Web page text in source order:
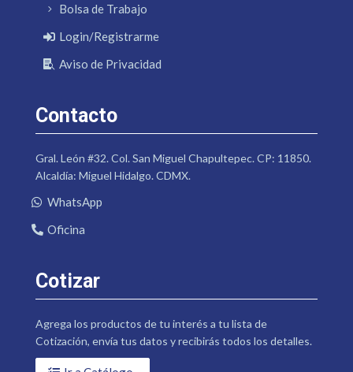
Bolsa de Trabajo
Login/Registrarme
Aviso de Privacidad
Contacto
Gral. León #32. Col. San Miguel Chapultepec. CP: 11850.
Alcaldía: Miguel Hidalgo. CDMX.
WhatsApp
Oficina
Cotizar
Agrega los productos de tu interés a tu lista de
Cotización, envía tus datos y recibirás todos los detalles.